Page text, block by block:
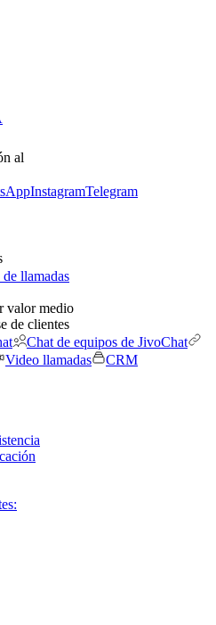
al
InstagramTelegram
llamadas
valor medio
de clientes
Chat de equipos de JivoChat
Video llamadas
CRM